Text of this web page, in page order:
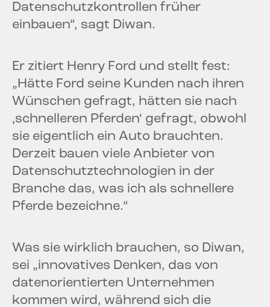
Datenschutzkontrollen früher
einbauen“, sagt Diwan.
Er zitiert Henry Ford und stellt fest:
„Hätte Ford seine Kunden nach ihren
Wünschen gefragt, hätten sie nach
‚schnelleren Pferden‘ gefragt, obwohl
sie eigentlich ein Auto brauchten.
Derzeit bauen viele Anbieter von
Datenschutztechnologien in der
Branche das, was ich als schnellere
Pferde bezeichne.“
Was sie wirklich brauchen, so Diwan,
sei „innovatives Denken, das von
datenorientierten Unternehmen
kommen wird, während sich die